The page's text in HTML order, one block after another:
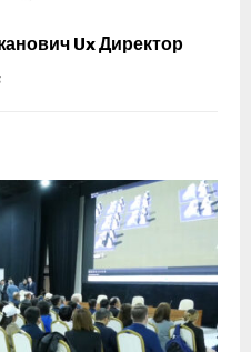
Ux Директор